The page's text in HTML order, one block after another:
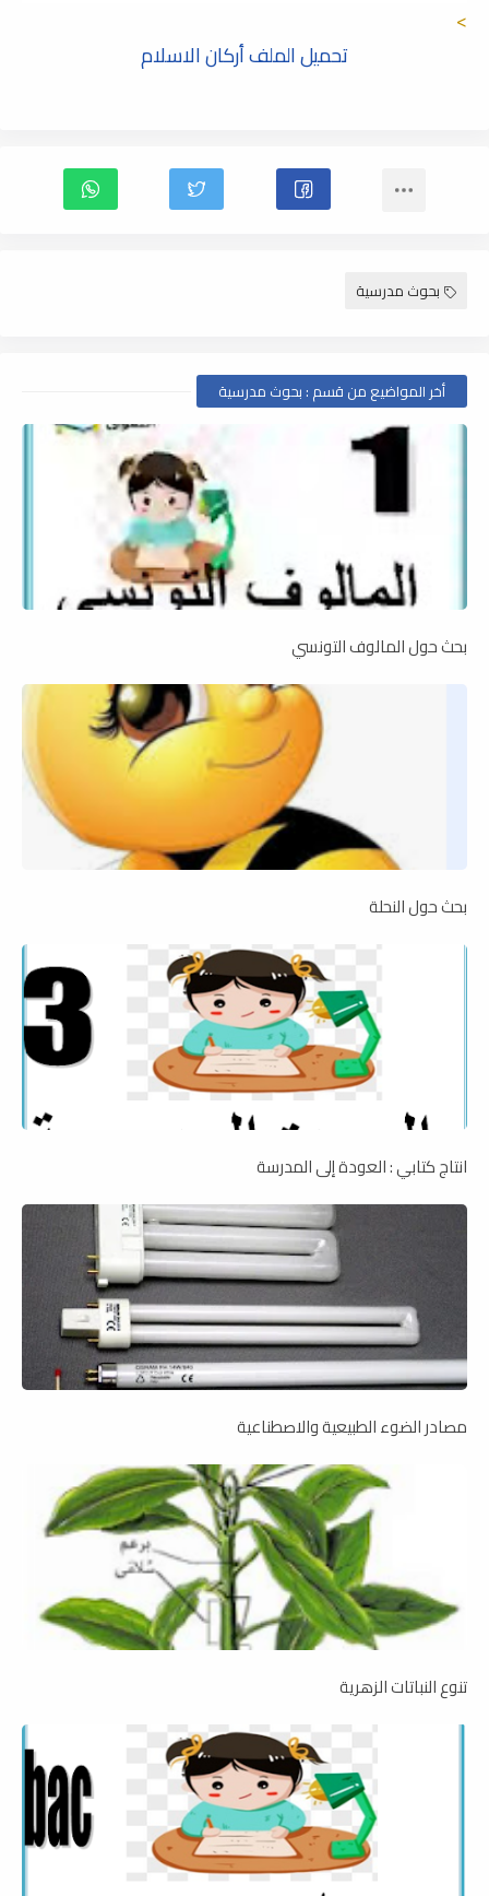
>
تحميل الملف أركان الاسلام
بحوث مدرسية
أخر المواضيع من قسم : بحوث مدرسية
بحث حول المالوف التونسي
بحث حول النحلة
انتاج كتابي : العودة إلى المدرسة
مصادر الضوء الطبيعية والاصطناعية
تنوع النباتات الزهرية